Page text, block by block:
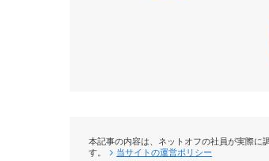
検索
本記事の内容は、ネットオフの社員が実際に
す。
当サイトの運営ポリシー